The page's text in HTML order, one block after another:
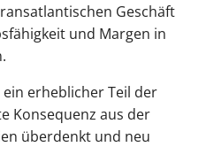
Geschäft
und Margen in
erheblicher Teil der
Konsequenz aus der
überdenkt und neu